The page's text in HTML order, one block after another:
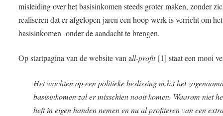
misleiding over het basisinkomen steeds groter maken, zonder
realiseren dat er afgelopen jaren een hoop werk is verricht om
basisinkomen onder de aandacht te brengen.
Op startpagina van de website van all-profit[1] staat een mooi
Het wachten op een politieke beslissing m.b.t het
basisinkomen zal er misschien nooit komen. Waarom niet
heft in eigen handen nemen en nu al profiteren van een